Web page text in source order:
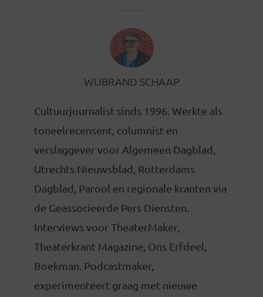
WIJBRAND SCHAAP
Cultuurjournalist sinds 1996. Werkte als
toneelrecensent, columnist en
verslaggever voor Algemeen Dagblad,
Utrechts Nieuwsblad, Rotterdams
Dagblad, Parool en regionale kranten via
de Geassocieerde Pers Diensten.
Interviews voor TheaterMaker,
Theaterkrant Magazine, Ons Erfdeel,
Boekman. Podcastmaker,
experimenteert graag met nieuwe